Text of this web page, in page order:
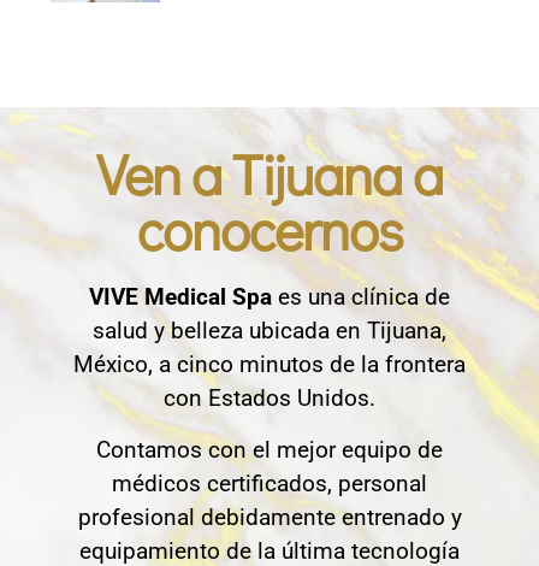
Ven a Tijuana a
conocernos
VIVE Medical Spa es una clínica de
salud y belleza ubicada en Tijuana,
México, a cinco minutos de la frontera
con Estados Unidos.
Contamos con el mejor equipo de
médicos certificados, personal
profesional debidamente entrenado y
equipamiento de la última tecnología